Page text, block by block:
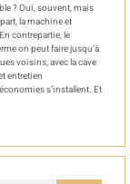
? Oui, souvent, mais
la machine et
contrepartie, le
on peut faire jusqu’à
voisins, avec la cave
entretien
s’installent. Et